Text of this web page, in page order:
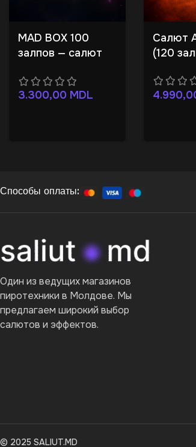
MAD BOX 100
залпов — салют
3.300,00 MDL
Салют
(120
Способы оплаты:
Один из ведущих магазинов
пиротехники в Молдове. Мы
предлагаем широкий выбор
салютов и эффектов.
© 2025 SALIUT.MD